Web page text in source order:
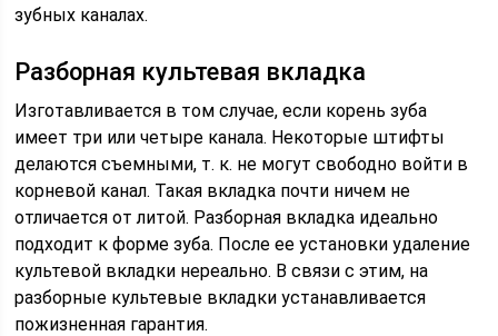
зубных каналах.
Разборная культевая вкладка
Изготавливается в том случае, если корень зуба
имеет три или четыре канала. Некоторые штифты
делаются съемными, т. к. не могут свободно войти в
корневой канал. Такая вкладка почти ничем не
отличается от литой. Разборная вкладка идеально
подходит к форме зуба. После ее установки удаление
культевой вкладки нереально. В связи с этим, на
разборные культевые вкладки устанавливается
пожизненная гарантия.